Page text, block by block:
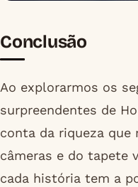
Conclusão
Ao explorarmos os
surpreendentes de
conta da riqueza que
câmeras e do tapete
cada história tem a